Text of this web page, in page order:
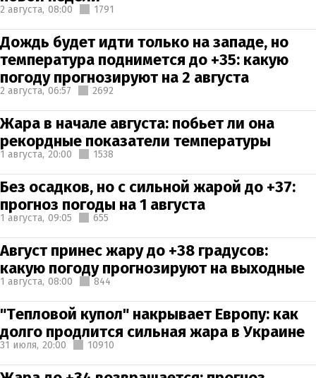
2 августа, 08:00 1791
Дождь будет идти только на западе, но
температура поднимется до +35: какую
погоду прогнозируют на 2 августа
2 августа, 06:57 2692
Жара в начале августа: побьет ли она
рекордные показатели температуры
1 августа, 20:00 1538
Без осадков, но с сильной жарой до +37:
прогноз погоды на 1 августа
1 августа, 09:05 655
Август принес жару до +38 градусов:
какую погоду прогнозируют на выходные
1 августа, 08:00 844
"Тепловой купол" накрывает Европу: как
долго продлится сильная жара в Украине
31 июля, 20:00 10910